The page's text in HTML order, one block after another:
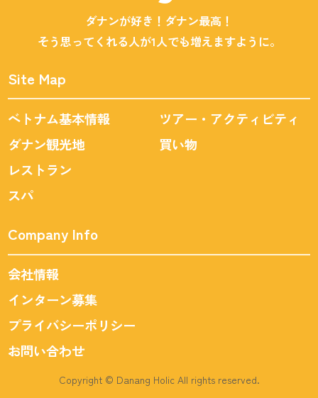
ダナンが好き！ダナン最高！
そう思ってくれる人が1人でも増えますように。
Site Map
ベトナム基本情報
ダナン観光地
レストラン
スパ
ツアー・アクティビティ
買い物
Company Info
会社情報
インターン募集
プライバシーポリシー
お問い合わせ
Copyright © Danang Holic All rights reserved.